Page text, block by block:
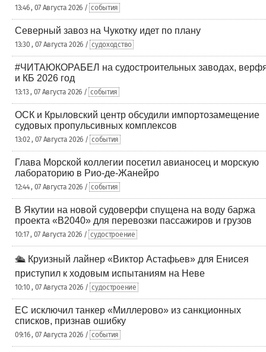
13:46 , 07 Августа 2026 / события
Северный завоз на Чукотку идет по плану
13:30 , 07 Августа 2026 / судоходство
#ЧИТАЮКОРАБЕЛ на судостроительных заводах,
и КБ 2026 год
13:13 , 07 Августа 2026 / события
ОСК и Крыловский центр обсудили импортозамещение
судовых пропульсивных комплексов
13:02 , 07 Августа 2026 / события
Глава Морской коллегии посетил авианосец и морскую
лабораторию в Рио-де-Жанейро
12:44 , 07 Августа 2026 / события
В Якутии на новой судоверфи спущена на воду баржа
проекта «В2040» для перевозки пассажиров и грузов
10:17 , 07 Августа 2026 / судостроение
🛳️ Круизный лайнер «Виктор Астафьев» для Енисея
приступил к ходовым испытаниям на Неве
10:10 , 07 Августа 2026 / судостроение
ЕС исключил танкер «Миллерово» из санкционных
списков, признав ошибку
09:16 , 07 Августа 2026 / события